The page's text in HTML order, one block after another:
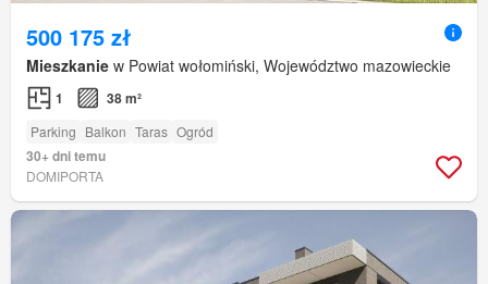
500 175 zł
Mieszkanie w Powiat wołomiński, Województwo mazowieckie
1 38 m²
Parking Balkon Taras Ogród
30+ dni temu
DOMIPORTA